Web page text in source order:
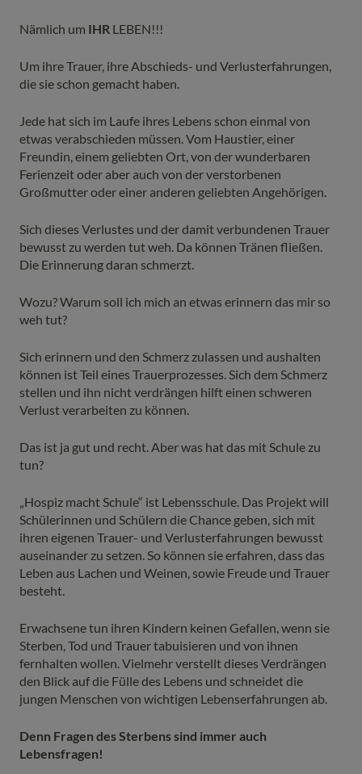
Nämlich um IHR LEBEN!!!
Um ihre Trauer, ihre Abschieds- und Verlusterfahrungen,
die sie schon gemacht haben.
Jede hat sich im Laufe ihres Lebens schon einmal von
etwas verabschieden müssen. Vom Haustier, einer
Freundin, einem geliebten Ort, von der wunderbaren
Ferienzeit oder aber auch von der verstorbenen
Großmutter oder einer anderen geliebten Angehörigen.
Sich dieses Verlustes und der damit verbundenen Trauer
bewusst zu werden tut weh. Da können Tränen fließen.
Die Erinnerung daran schmerzt.
Wozu? Warum soll ich mich an etwas erinnern das mir so
weh tut?
Sich erinnern und den Schmerz zulassen und aushalten
können ist Teil eines Trauerprozesses. Sich dem Schmerz
stellen und ihn nicht verdrängen hilft einen schweren
Verlust verarbeiten zu können.
Das ist ja gut und recht. Aber was hat das mit Schule zu
tun?
„Hospiz macht Schule“ ist Lebensschule. Das Projekt will
Schülerinnen und Schülern die Chance geben, sich mit
ihren eigenen Trauer- und Verlusterfahrungen bewusst
auseinander zu setzen. So können sie erfahren, dass das
Leben aus Lachen und Weinen, sowie Freude und Trauer
besteht.
Erwachsene tun ihren Kindern keinen Gefallen, wenn sie
Sterben, Tod und Trauer tabuisieren und von ihnen
fernhalten wollen. Vielmehr verstellt dieses Verdrängen
den Blick auf die Fülle des Lebens und schneidet die
jungen Menschen von wichtigen Lebenserfahrungen ab.
Denn Fragen des Sterbens sind immer auch
Lebensfragen!